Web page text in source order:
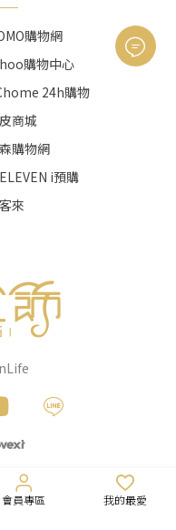
會員專區 我的最愛
購物網
購物中心
24h購物
商城
購物網
i預購
來